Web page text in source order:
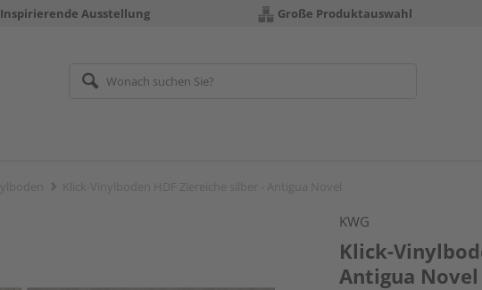
Inspirierende Ausstellung Große Produktauswahl
KWG
Klick-
Antigua Novel